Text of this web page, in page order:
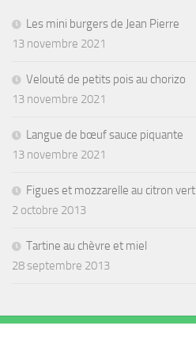
Les mini burgers de Jean Pierre
13 novembre 2021
Velouté de petits pois au chorizo
13 novembre 2021
Langue de bœuf sauce piquante
13 novembre 2021
Figues et mozzarelle au citron vert
2 octobre 2013
Tartine au chèvre et miel
28 septembre 2013